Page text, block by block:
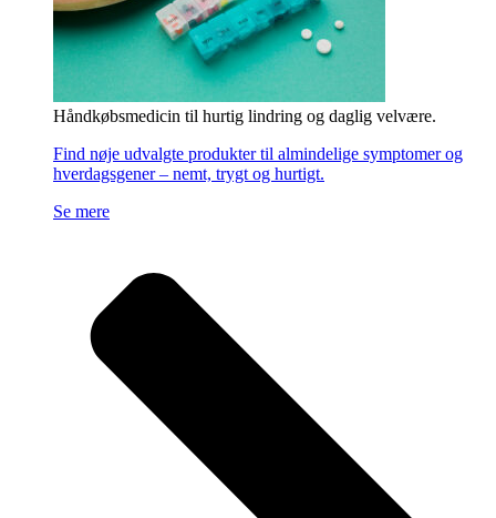
Håndkøbsmedicin til hurtig lindring og daglig velvære.
Find nøje udvalgte produkter til almindelige symptomer og
hverdagsgener – nemt, trygt og hurtigt.
Se mere